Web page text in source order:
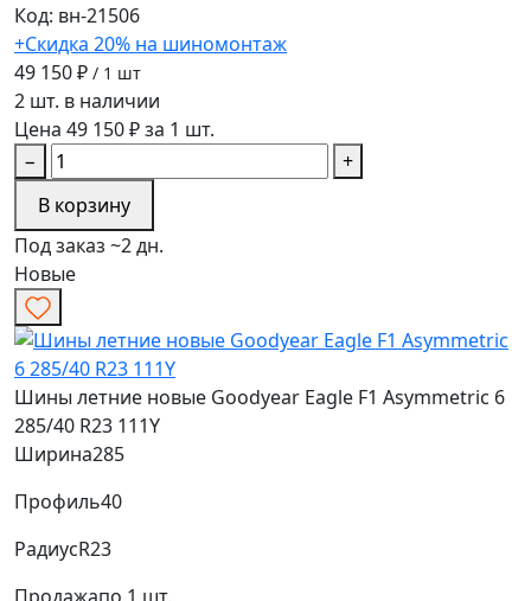
Код: вн-21506
+Скидка 20% на шиномонтаж
49 150 ₽ / 1 шт
2 шт. в наличии
Цена 49 150 ₽ за 1 шт.
−
+
В корзину
Под заказ ~2 дн.
Новые
Шины летние новые Goodyear Eagle F1 Asymmetric 6
285/40 R23 111Y
Ширина285
Профиль40
РадиусR23